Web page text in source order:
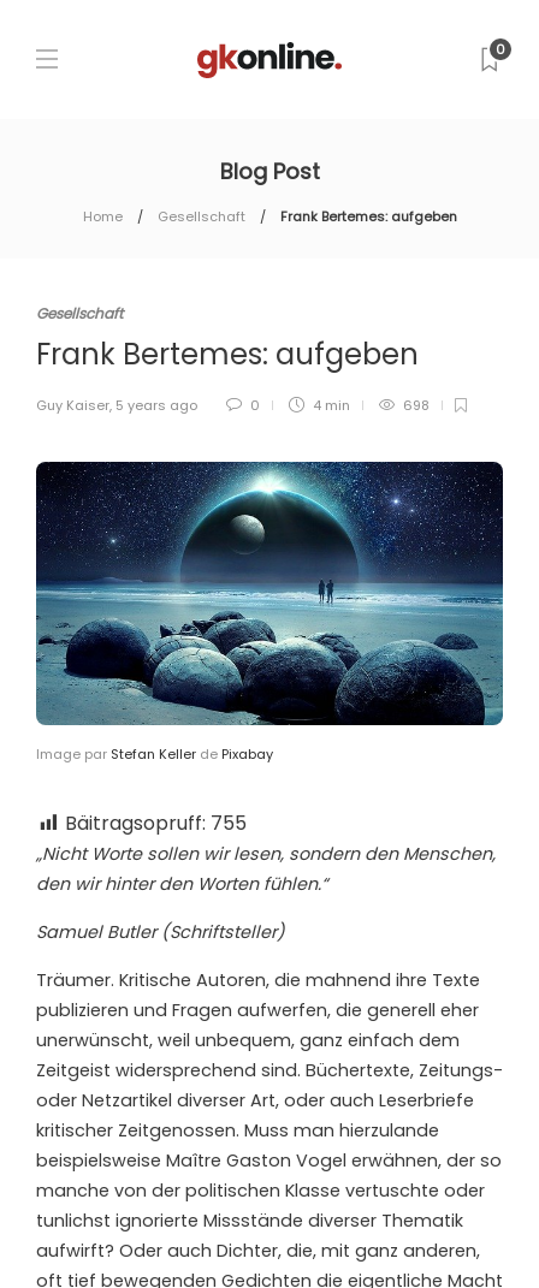
0
Blog Post
Home Gesellschaft Frank Bertemes: aufgeben
Gesellschaft
Frank Bertemes: aufgeben
Guy Kaiser, 5 years ago 0 4 min 698
Image par Stefan Keller de Pixabay
Bäitragsopruff: 755
„Nicht Worte sollen wir lesen, sondern den Menschen,
den wir hinter den Worten fühlen.“
Samuel Butler (Schriftsteller)
Träumer. Kritische Autoren, die mahnend ihre Texte
publizieren und Fragen aufwerfen, die generell eher
unerwünscht, weil unbequem, ganz einfach dem
Zeitgeist widersprechend sind. Büchertexte, Zeitungs-
oder Netzartikel diverser Art, oder auch Leserbriefe
kritischer Zeitgenossen. Muss man hierzulande
beispielsweise Maître Gaston Vogel erwähnen, der so
manche von der politischen Klasse vertuschte oder
tunlichst ignorierte Missstände diverser Thematik
aufwirft? Oder auch Dichter, die, mit ganz anderen,
oft tief bewegenden Gedichten die eigentliche Macht